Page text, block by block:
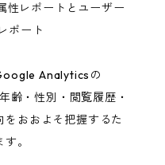
レポートとユーザー
ポート
Analyticsの
齢・性別・閲覧履歴・
おおよそ把握するた
。